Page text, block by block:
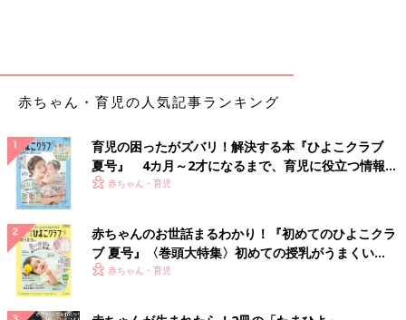
赤ちゃん・育児の人気記事ランキング
育児の困ったがズバリ！解決する本『ひよこクラブ
夏号』 4カ月～2才になるまで、育児に役立つ情報が
いっぱい！
赤ちゃん・育児
赤ちゃんのお世話まるわかり！『初めてのひよこクラ
ブ 夏号』〈巻頭大特集〉初めての授乳がうまくい
く！ おっぱい・ミルクの基本と夏のトラブル 解決テ
赤ちゃん・育児